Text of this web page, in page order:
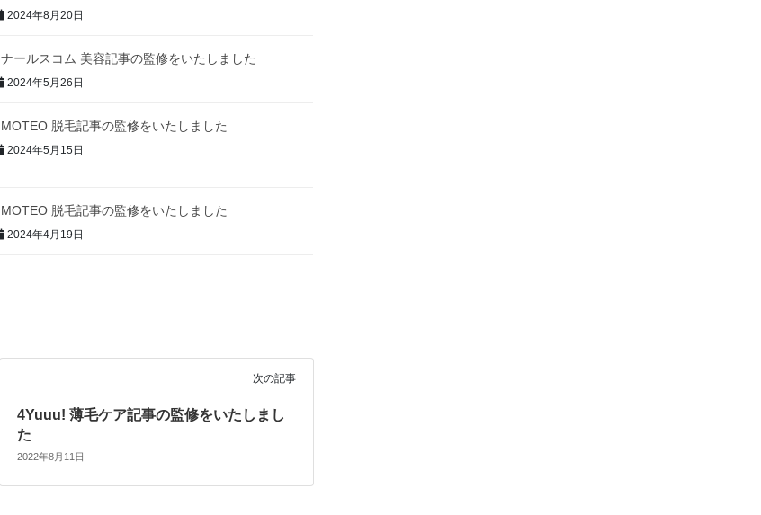
2024年8月20日
ナールスコム 美容記事の監修をいたしました
2024年5月26日
MOTEO 脱毛記事の監修をいたしました
2024年5月15日
MOTEO 脱毛記事の監修をいたしました
2024年4月19日
次の記事
4Yuuu! 薄毛ケア記事の監修をいたしまし
た
2022年8月11日